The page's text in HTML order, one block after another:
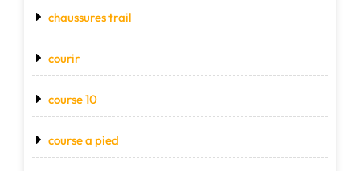
chaussures trail
courir
course 10
course a pied